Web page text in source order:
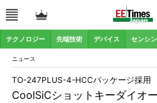
テクノロジー 先端技術 デバイス センシ
ニュース
CoolSiCショットキーダイオ
TO-247PLUS-4-HCCパッケージ採用